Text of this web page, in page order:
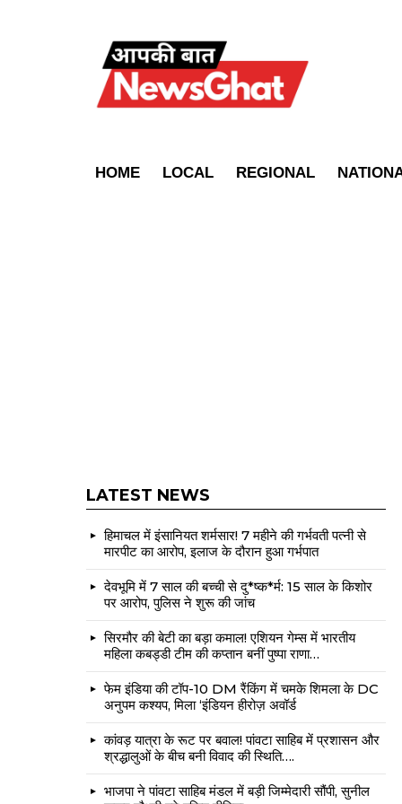
HOME LOCAL REGIONAL
LATEST NEWS
हिमाचल में इंसानियत शर्मसार! 7 महीने की गर्भवती पत्नी से
मारपीट का आरोप, इलाज के दौरान हुआ गर्भपात
देवभूमि में 7 साल की बच्ची से दु*ष्क*र्म: 15 साल के किशोर
पर आरोप, पुलिस ने शुरू की जांच
सिरमौर की बेटी का बड़ा कमाल! एशियन गेम्स में भारतीय
महिला कबड्डी टीम की कप्तान बनीं पुष्पा राणा…
फेम इंडिया की टॉप-10 DM रैंकिंग में चमके शिमला के DC
अनुपम कश्यप, मिला ‘इंडियन हीरोज़ अवॉर्ड
कांवड़ यात्रा के रूट पर बवाल! पांवटा साहिब में प्रशासन और
श्रद्धालुओं के बीच बनी विवाद की स्थिति….
भाजपा ने पांवटा साहिब मंडल में बड़ी जिम्मेदारी सौंपी, सुनील